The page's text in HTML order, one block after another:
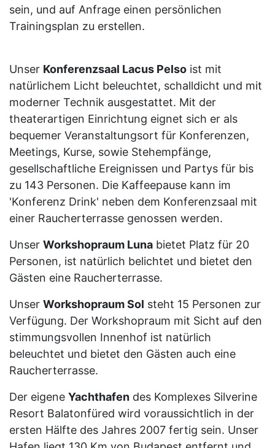
sein, und auf Anfrage einen persönlichen
Trainingsplan zu erstellen.
Unser Konferenzsaal Lacus Pelso ist mit
natürlichem Licht beleuchtet, schalldicht und mit
moderner Technik ausgestattet. Mit der
theaterartigen Einrichtung eignet sich er als
bequemer Veranstaltungsort für Konferenzen,
Meetings, Kurse, sowie Stehempfänge,
gesellschaftliche Ereignissen und Partys für bis
zu 143 Personen. Die Kaffeepause kann im
'Konferenz Drink' neben dem Konferenzsaal mit
einer Raucherterrasse genossen werden.
Unser Workshopraum Luna bietet Platz für 20
Personen, ist natürlich belichtet und bietet den
Gästen eine Raucherterrasse.
Unser Workshopraum Sol steht 15 Personen zur
Verfügung. Der Workshopraum mit Sicht auf den
stimmungsvollen Innenhof ist natürlich
beleuchtet und bietet den Gästen auch eine
Raucherterrasse.
Der eigene Yachthafen des Komplexes Silverine
Resort Balatonfüred wird voraussichtlich in der
ersten Hälfte des Jahres 2007 fertig sein. Unser